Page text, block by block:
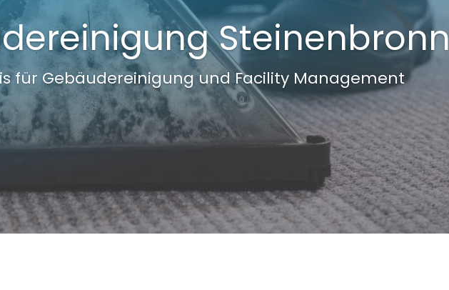
Steinenbronn
für Gebäudereinigung und Facility Management